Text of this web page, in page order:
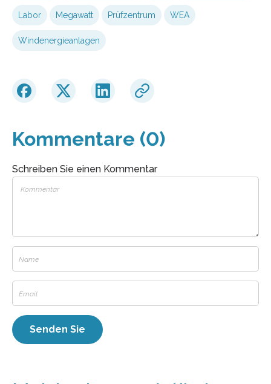
Labor Megawatt Prüfzentrum WEA
Windenergieanlagen
Kommentare (0)
Schreiben Sie einen Kommentar